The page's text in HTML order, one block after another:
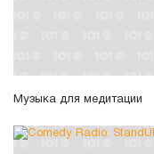
Музыка для медитации